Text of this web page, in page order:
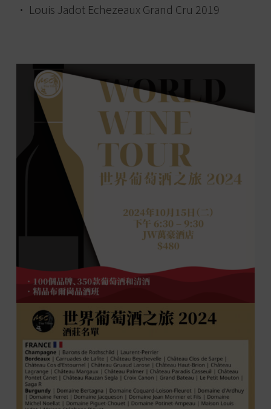
• Louis Jadot Echezeaux Grand Cru 2019